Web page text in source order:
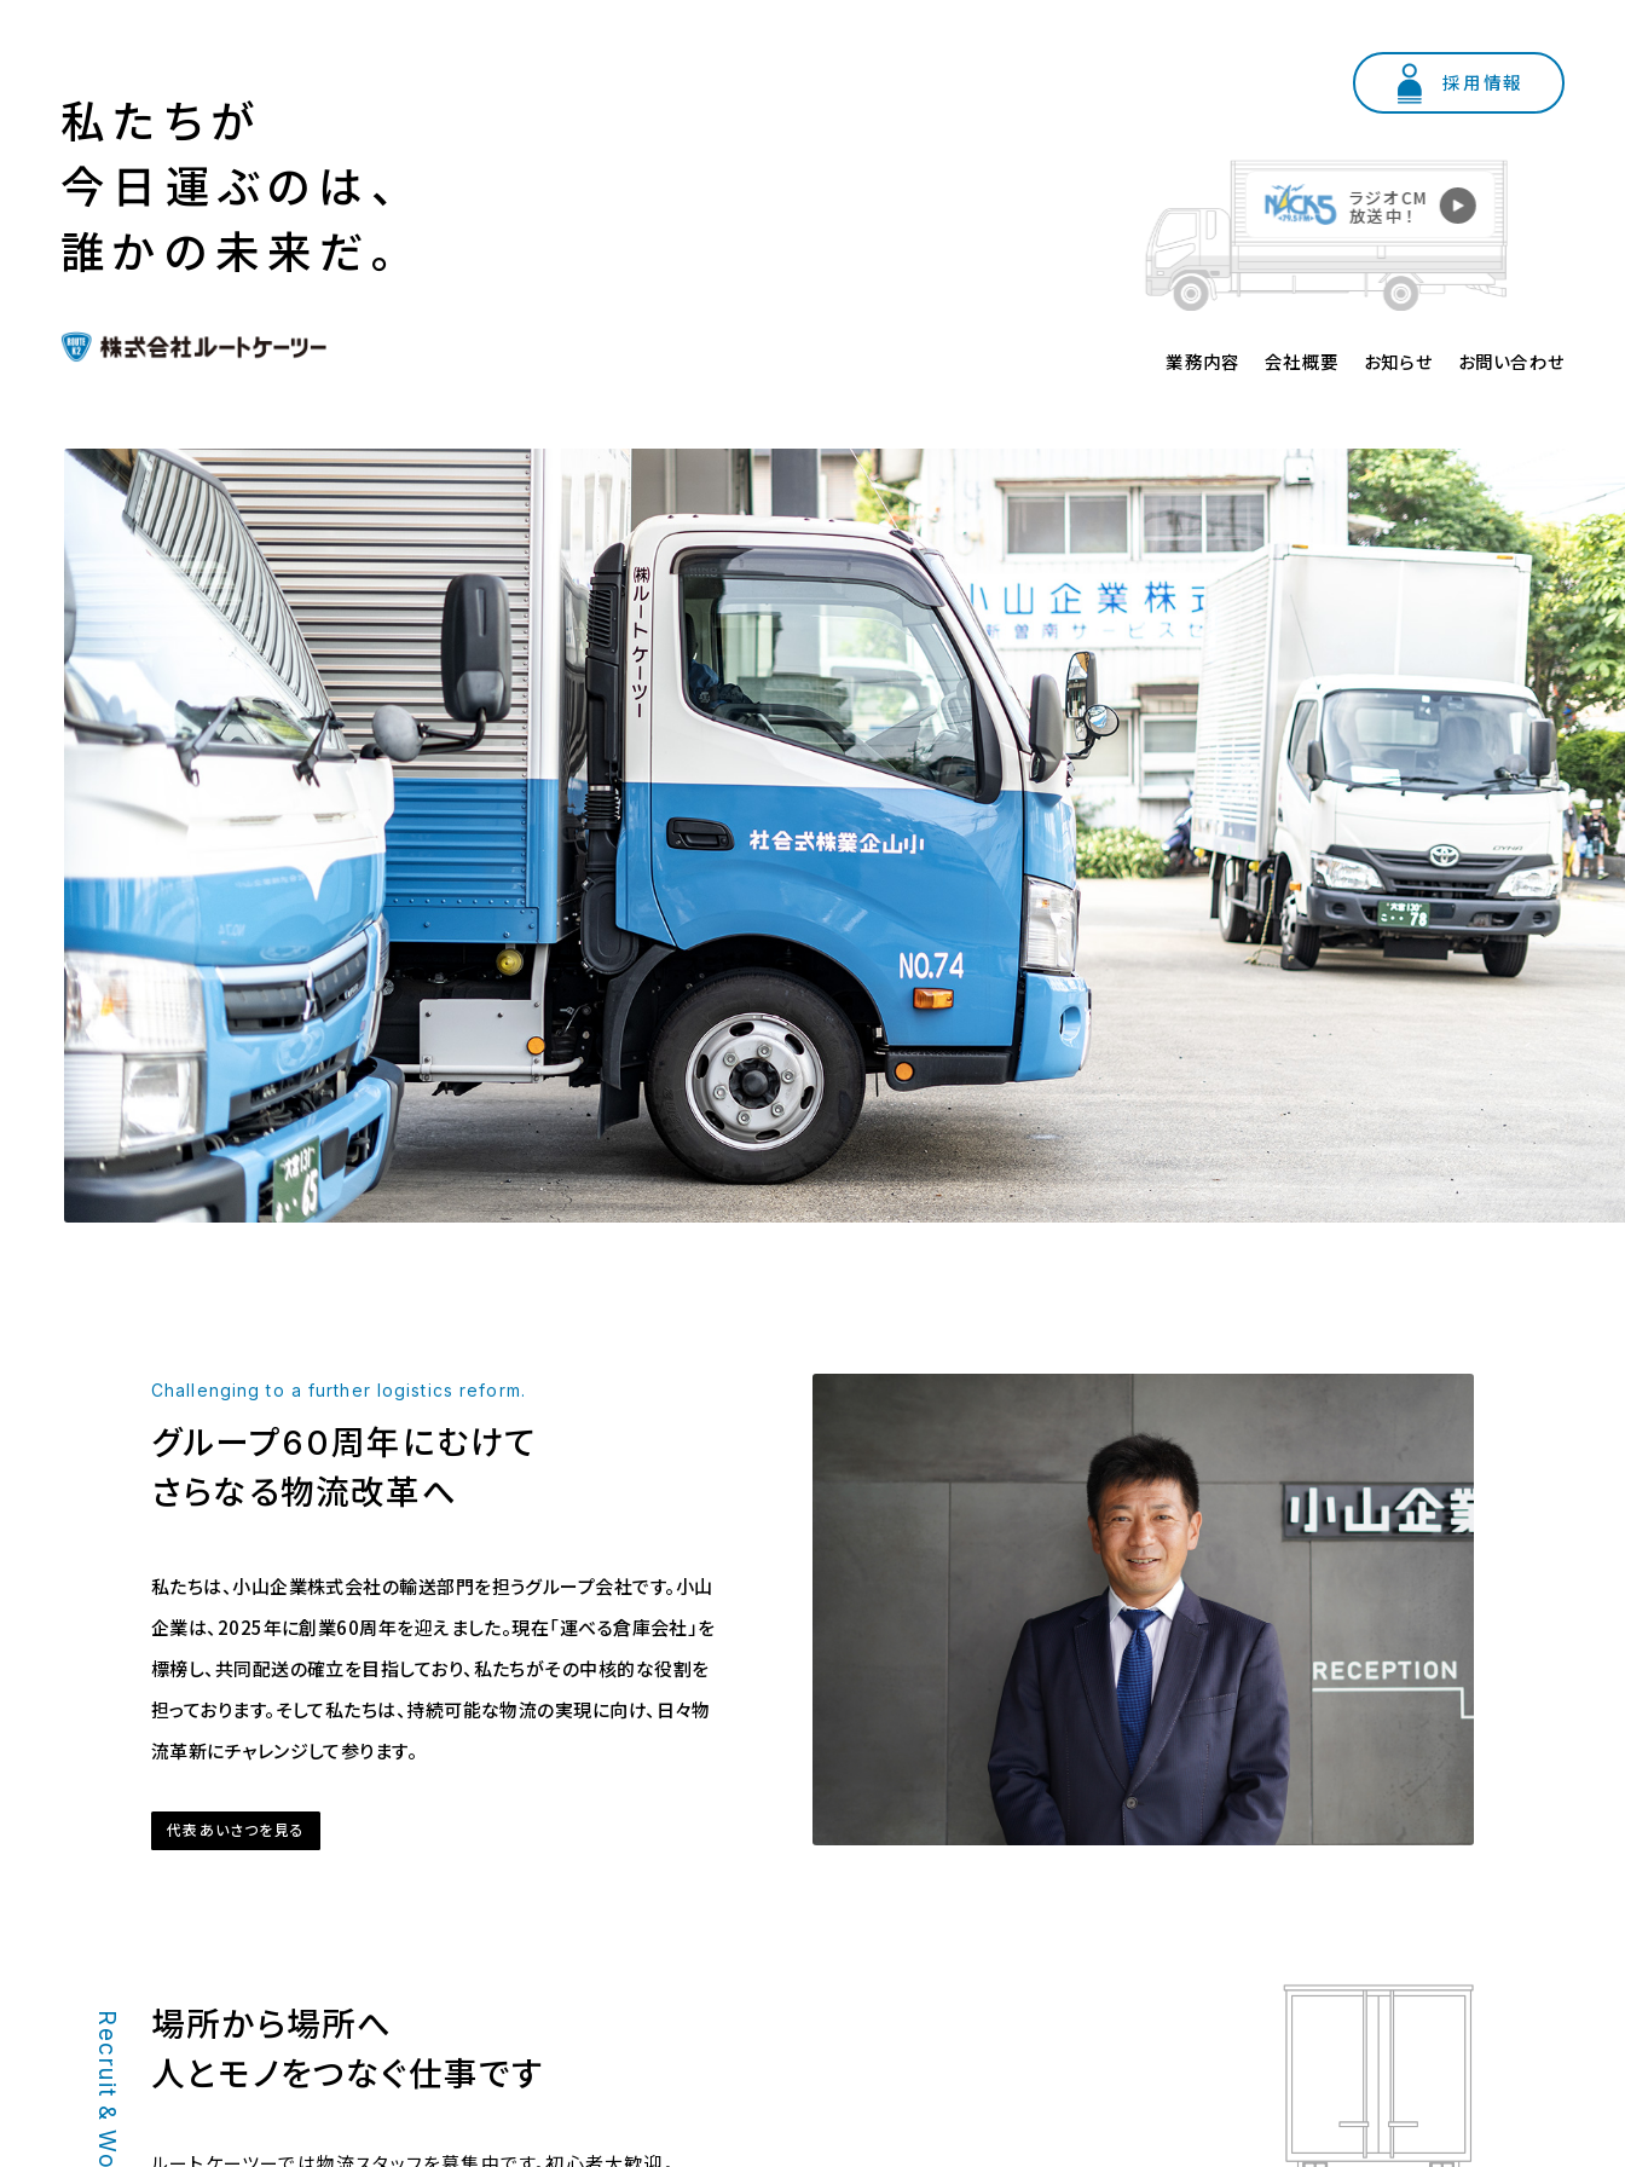
私たちが
今日運ぶのは、
誰かの未来だ。
採用情報
業務内容 会社概要 お知らせ お問い合わせ
Challenging to a further logistics reform.
グループ60周年にむけて
さらなる物流改革へ
私たちは、小山企業株式会社の輸送部門を担うグループ会社です。小山
企業は、2025年に創業60周年を迎えました。現在「運べる倉庫会社」を
標榜し、共同配送の確立を目指しており、私たちがその中核的な役割を
担っております。そして私たちは、持続可能な物流の実現に向け、日々物
流革新にチャレンジして参ります。
代表あいさつを見る
Recruit & Works
場所から場所へ
人とモノをつなぐ仕事です